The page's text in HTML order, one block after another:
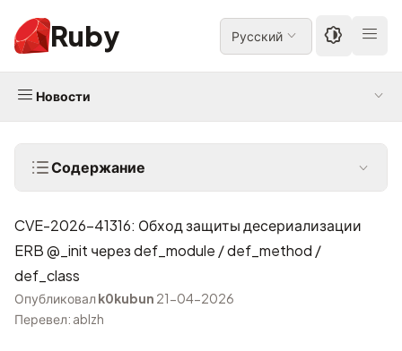
Ruby Русский
Новости
Содержание
CVE-2026-41316: Обход защиты десериализации
ERB @_init через def_module / def_method /
def_class
Опубликовалk0kubun 21-04-2026
Перевел: ablzh